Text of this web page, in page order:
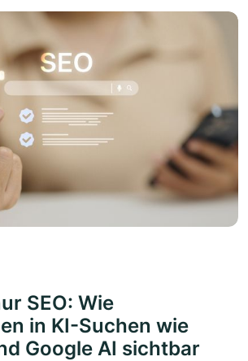
SEO: Wie
in KI-Suchen wie
Google AI sichtbar